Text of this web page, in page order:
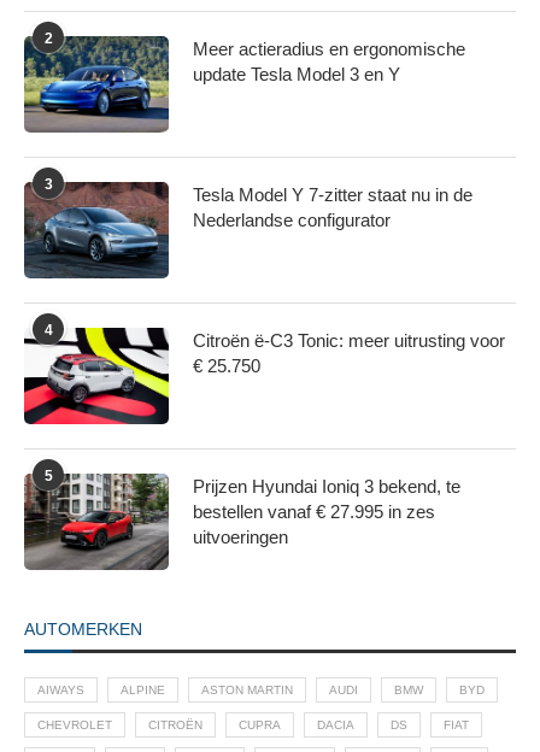
2
Meer actieradius en ergonomische
update Tesla Model 3 en Y
3
Tesla Model Y 7-zitter staat nu in de
Nederlandse configurator
4
Citroën ë-C3 Tonic: meer uitrusting voor
€ 25.750
5
Prijzen Hyundai Ioniq 3 bekend, te
bestellen vanaf € 27.995 in zes
uitvoeringen
AUTOMERKEN
AIWAYS ALPINE ASTON MARTIN AUDI BMW BYD
CHEVROLET CITROËN CUPRA DACIA DS FIAT